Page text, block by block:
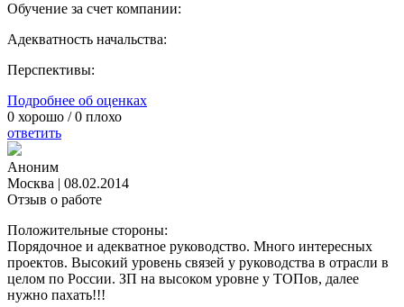
Обучение за счет компании:
Адекватность начальства:
Перспективы:
Подробнее об оценках
0 хорошо /0 плохо
ответить
Аноним
Москва | 08.02.2014
Отзыв о работе
Положительные стороны:
Порядочное и адекватное руководство. Много интересных
проектов. Высокий уровень связей у руководства в отрасли в
целом по России. ЗП на высоком уровне у ТОПов, далее
нужно пахать!!!